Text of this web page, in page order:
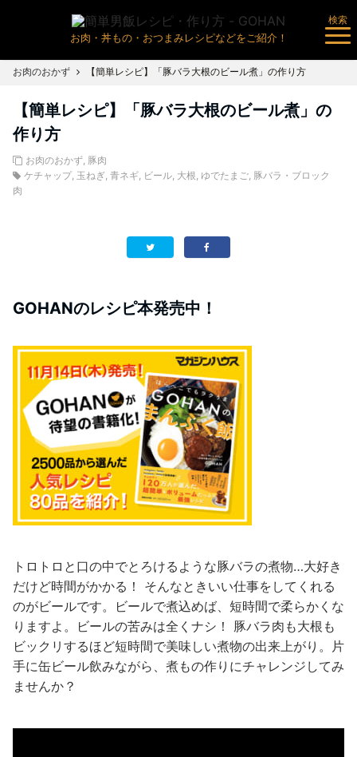
お肉・丼もの・おつまみレシピなどをご紹介！
検索
お肉のおかず 【簡単レシピ】「豚バラ大根のビール煮」の作り方
【簡単レシピ】「豚バラ大根のビール煮」の
作り方
お肉のおかず, 豚肉
ケチャップ, 玉ねぎ, 青ネギ, ビール, 大根, ゆでたまご, 豚バラ・ブロック
肉
GOHANのレシピ本発売中！
トロトロと口の中でとろけるような豚バラの煮物…大好き
だけど時間がかかる！ そんなときいい仕事をしてくれる
のがビールです。ビールで煮込めば、短時間で柔らかくな
りますよ。ビールの苦みは全くナシ！ 豚バラ肉も大根も
ビックリするほど短時間で美味しい煮物の出来上がり。片
手に缶ビール飲みながら、煮もの作りにチャレンジしてみ
ませんか？